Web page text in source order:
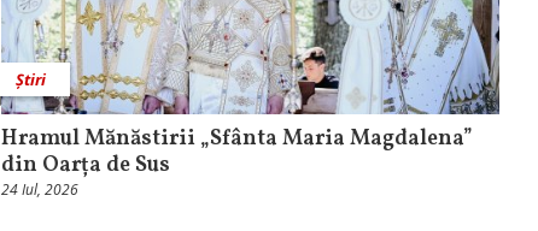
Știri
Hramul Mănăstirii „Sfânta Maria Magdalena”
din Oarța de Sus
24 Iul, 2026